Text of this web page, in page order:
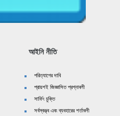
আইনি নীতি
পরিত্যাগের দাবি
প্রায়শই জিজ্ঞাসিত প্রশ্নাবলী
সার্ফিং চুক্তি
সর্বস্বত্ত্ব এবং ব্যবহারের শর্তাবলী